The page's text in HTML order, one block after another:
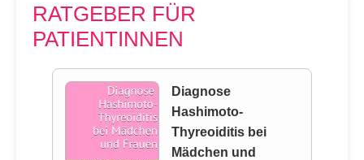
RATGEBER FÜR
PATIENTINNEN
Diagnose
Hashimoto-
Thyreoiditis bei
Mädchen und